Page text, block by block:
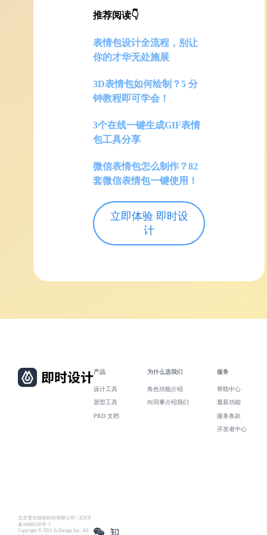
推荐阅读👇
表情包设计全流程，别让
你的才华无处施展
3D表情包如何绘制？5 分
钟教程即可学会！
3个在线一键生成GIF表情
包工具分享
微信表情包怎么制作？82
套微信表情包一键使用！
立即体验 即时设
计
北京雪云锐创科技有限公司 | 京ICP
备16060150号-2
Copyright © 2021 Js.Design Inc. All
产品
设计工具
原型工具
PRD 文档
为什么选我们
角色功能介绍
向同事介绍我们
服务
帮助中心
最新功能
服务条款
开发者中心